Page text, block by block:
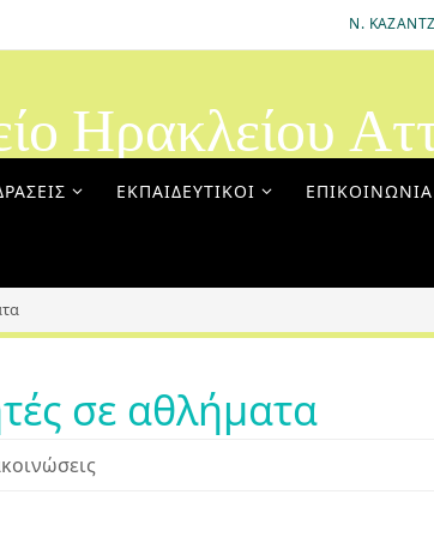
Ν.
Ηρακλείου
ΕΚΠΑΙΔΕΥΤΙΚΟΊ ΕΠΙΚΟΙΝΩΝΊΑ
σε αθλήματα